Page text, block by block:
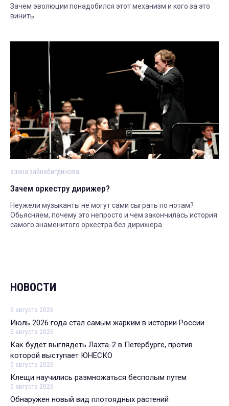
Зачем эволюции понадобился этот механизм и кого за это
винить.
алина зайнабитдинова
Зачем оркестру дирижер?
Неужели музыканты не могут сами сыграть по нотам?
Обьясняем, почему это непросто и чем закончилась история
самого знаменитого оркестра без дирижера.
НОВОСТИ
5 августа 2026
Июль 2026 года стал самым жарким в истории России
5 августа 2026
Как будет выглядеть Лахта-2 в Петербурге, против
которой выступает ЮНЕСКО
5 августа 2026
Клещи научились размножаться бесполым путем
5 августа 2026
Обнаружен новый вид плотоядных растений